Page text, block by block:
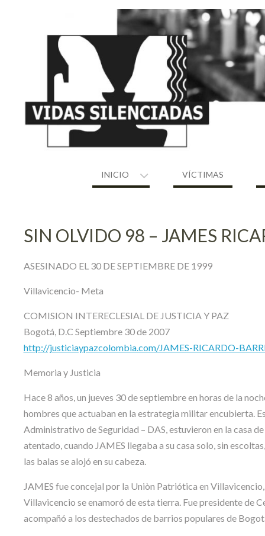
INICIO VÍCTIMAS
SIN OLVIDO 98 – JAMES
ASESINADO EL 30 DE SEPTIEMBRE DE 1999
Villavicencio- Meta
COMISION INTERECLESIAL DE JUSTICIA Y PAZ
Bogotá, D.C Septiembre 30 de 2007
http://justiciaypazcolombia.com/JAMES-RICARDO-
Memoria y Justicia
Hace 8 años, un jueves 30 de septiembre en horas de la
hombres que actuaban en la estrategia militar encubierta.
Administrativo de Seguridad – DAS, estuvieron en la casa
atentado, cuando JAMES llegaba a su casa solo, sin
las balas se alojó en su cabeza.
JAMES fue concejal por la Uniòn Patriótica en
Villavicencio se enamoró de esta tierra. Fue presidente de
acompañó a los destechados de barrios populares de